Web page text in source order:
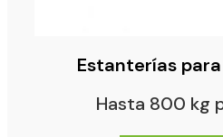
Estanterías
Hasta 800 kg